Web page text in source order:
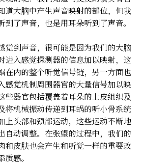
道大脑中产生声音映射的部位，但我
到了声音，也是用耳朵听到了声音。
觉到声音，很可能是因为我们的大脑
进入感觉探测器的信息加以映射，这
在内的整个听觉信号链，另一方面也
感觉机制周围器官的大量信号加以映
些器官包括覆盖着耳朵的上皮组织及
将机械振动传递到耳蜗的听小骨系统
上头部和颈部运动，这些运动不断地
自动调整。在张望的过程中，我们的
和皮肤也会产生和听觉一样的重要改
感。